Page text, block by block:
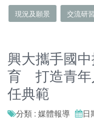
現況及願景 交流研習
興大攜手國
育 打造青年
任典範
分類 : 媒體報導 日